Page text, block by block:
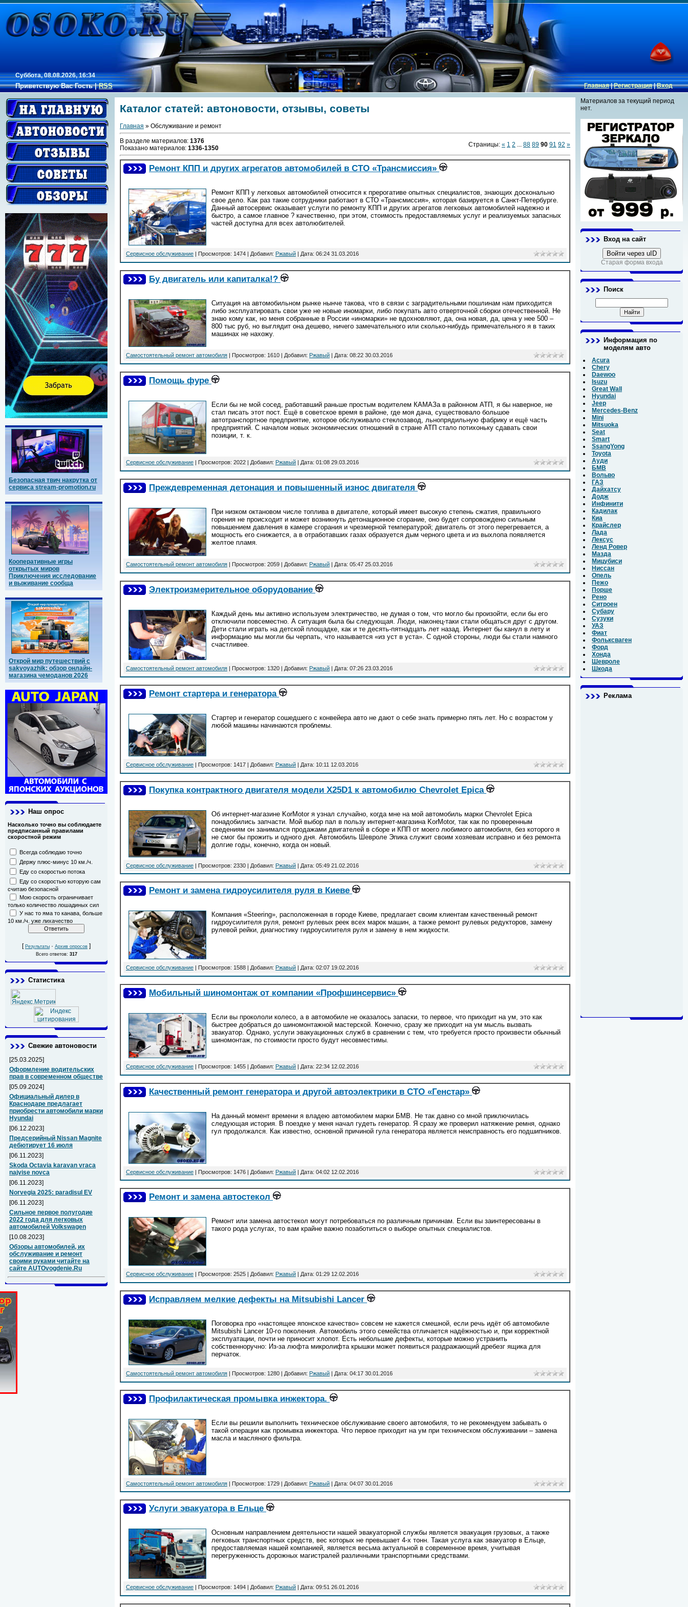
Суббота, 08.08.2026, 16:34
Приветствую Вас Гость|RSS Главная|Регистрация|Вход
Безопасная твич накрутка от
сервиса stream-promotion.ru
Кооперативные игры
открытых миров
Приключения исследование
и выживание сообща
Открой мир путешествий с
sakvoyazhik: обзор онлайн-
магазина чемоданов 2026
Наш опрос
Насколько точно вы соблюдаете
предписанный правилами
скоростной режим
Всегда соблюдаю точно
Держу плюс-минус 10 км./ч.
Еду со скоростью потока
Еду со скоростью которую сам
считаю безопасной
Мою скорость ограничивает
только количество лошадиных сил
У нас то яма то канава, больше
10 км./ч. уже лихачество
[ Результаты · Архив опросов ]
Всего ответов: 317
Статистика
Свежие автоновости
[25.03.2025]
Оформление водительских
прав в современном обществе
[05.09.2024]
Официальный дилер в
Краснодаре предлагает
приобрести автомобили марки
Hyundai
[06.12.2023]
Предсерийный Nissan Magnite
дебютирует 16 июля
[06.11.2023]
Skoda Octavia karavan vraca
najvise novca
[06.11.2023]
Norvegia 2025: paradisul EV
[06.11.2023]
Сильное первое полугодие
2022 года для легковых
автомобилей Volkswagen
[10.08.2023]
Обзоры автомобилей, их
обслуживание и ремонт
своими руками читайте на
сайте AUTOvogdenie.Ru
Каталог статей: автоновости, отзывы, советы
Главная » Обслуживание и ремонт
В разделе материалов: 1376
Показано материалов: 1336-1350 Страницы: « 1 2 ... 88 89 90 91 92 »
Ремонт КПП и других агрегатов автомобилей в СТО «Трансмиссия»
Ремонт КПП у легковых автомобилей относится к прерогативе опытных специалистов, знающих досконально
свое дело. Как раз такие сотрудники работают в СТО «Трансмиссия», которая базируется в Санкт-Петербурге.
Данный автосервис оказывает услуги по ремонту КПП и других агрегатов легковых автомобилей надежно и
быстро, а самое главное ? качественно, при этом, стоимость предоставляемых услуг и реализуемых запасных
частей доступна для всех автолюбителей.
Сервисное обслуживание | Просмотров: 1474 | Добавил: Ржавый | Дата: 06:24 31.03.2016
Бу двигатель или капиталка!?
Ситуация на автомобильном рынке нынче такова, что в связи с заградительными пошлинам нам приходится
либо эксплуатировать свои уже не новые иномарки, либо покупать авто отверточной сборки отечественной. Не
знаю кому как, но меня собранные в России «иномарки» не вдохновляют, да, она новая, да, цена у нее 500 –
800 тыс руб, но выглядит она дешево, ничего замечательного или сколько-нибудь примечательного я в таких
машинах не нахожу.
Самостоятельный ремонт автомобиля | Просмотров: 1610 | Добавил: Ржавый | Дата: 08:22 30.03.2016
Помощь фуре
Если бы не мой сосед, работавший раньше простым водителем КАМАЗа в районном АТП, я бы наверное, не
стал писать этот пост. Ещё в советское время в районе, где моя дача, существовало большое
автотранспортное предприятие, которое обслуживало стеклозавод, льнопрядильную фабрику и ещё часть
предприятий. С началом новых экономических отношений в стране АТП стало потихоньку сдавать свои
позиции, т. к.
Сервисное обслуживание | Просмотров: 2022 | Добавил: Ржавый | Дата: 01:08 29.03.2016
Преждевременная детонация и повышенный износ двигателя
При низком октановом числе топлива в двигателе, который имеет высокую степень сжатия, правильного
горения не происходит и может возникнуть детонационное сгорание, оно будет сопровождено сильным
повышением давления в камере сгорания и чрезмерной температурой; двигатель от этого перегревается, а
мощность его снижается, а в отработавших газах образуется дым черного цвета и из выхлопа появляется
желтое пламя.
Самостоятельный ремонт автомобиля | Просмотров: 2059 | Добавил: Ржавый | Дата: 05:47 25.03.2016
Электроизмерительное оборудование
Каждый день мы активно используем электричество, не думая о том, что могло бы произойти, если бы его
отключили повсеместно. А ситуация была бы следующая. Люди, наконец-таки стали общаться друг с другом.
Дети стали играть на детской площадке, как и те десять-пятнадцать лет назад. Интернет бы канул в лету и
информацию мы могли бы черпать, что называется «из уст в уста». С одной стороны, люди бы стали намного
счастливее.
Самостоятельный ремонт автомобиля | Просмотров: 1320 | Добавил: Ржавый | Дата: 07:26 23.03.2016
Ремонт стартера и генератора
Стартер и генератор сошедшего с конвейера авто не дают о себе знать примерно пять лет. Но с возрастом у
любой машины начинаются проблемы.
Сервисное обслуживание | Просмотров: 1417 | Добавил: Ржавый | Дата: 10:11 12.03.2016
Покупка контрактного двигателя модели X25D1 к автомобилю Chevrolet Epica
Об интернет-магазине KorMotor я узнал случайно, когда мне на мой автомобиль марки Chevrolet Epica
понадобились запчасти. Мой выбор пал в пользу интернет-магазина KorMotor, так как по проверенным
сведениям он занимался продажами двигателей в сборе и КПП от моего любимого автомобиля, без которого я
не смог бы прожить и одного дня. Автомобиль Шевроле Эпика служит своим хозяевам исправно и без ремонта
долгие годы, конечно, когда он новый.
Сервисное обслуживание | Просмотров: 2330 | Добавил: Ржавый | Дата: 05:49 21.02.2016
Ремонт и замена гидроусилителя руля в Киеве
Компания «Steering», расположенная в городе Киеве, предлагает своим клиентам качественный ремонт
гидроусилителя руля, ремонт рулевых реек всех марок машин, а также ремонт рулевых редукторов, замену
рулевой рейки, диагностику гидроусилителя руля и замену в нем жидкости.
Сервисное обслуживание | Просмотров: 1588 | Добавил: Ржавый | Дата: 02:07 19.02.2016
Мобильный шиномонтаж от компании «Профшинсервис»
Если вы прокололи колесо, а в автомобиле не оказалось запаски, то первое, что приходит на ум, это как
быстрее добраться до шиномонтажной мастерской. Конечно, сразу же приходит на ум мысль вызвать
звакуатор. Однако, услуги эвакуационных служб в сравнении с тем, что требуется просто произвести обычный
шиномонтаж, по стоимости просто будут несовместимы.
Сервисное обслуживание | Просмотров: 1455 | Добавил: Ржавый | Дата: 22:34 12.02.2016
Качественный ремонт генератора и другой автоэлектрики в СТО «Генстар»
На данный момент времени я владею автомобилем марки БМВ. Не так давно со мной приключилась
следующая история. В поездке у меня начал гудеть генератор. Я сразу же проверил натяжение ремня, однако
гул продолжался. Как известно, основной причиной гула генератора является неисправность его подшипников.
Сервисное обслуживание | Просмотров: 1476 | Добавил: Ржавый | Дата: 04:02 12.02.2016
Ремонт и замена автостекол
Ремонт или замена автостекол могут потребоваться по различным причинам. Если вы заинтересованы в
такого рода услугах, то вам крайне важно позаботиться о выборе опытных специалистов.
Сервисное обслуживание | Просмотров: 2525 | Добавил: Ржавый | Дата: 01:29 12.02.2016
Исправляем мелкие дефекты на Mitsubishi Lancer
Поговорка про «настоящее японское качество» совсем не кажется смешной, если речь идёт об автомобиле
Mitsubishi Lancer 10-го поколения. Автомобиль этого семейства отличается надёжностью и, при корректной
эксплуатации, почти не приносит хлопот. Есть небольшие дефекты, которые можно устранить
собственноручно: Из-за люфта микролифта крышки может появиться раздражающий дребезг ящика для
перчаток.
Самостоятельный ремонт автомобиля | Просмотров: 1280 | Добавил: Ржавый | Дата: 04:17 30.01.2016
Профилактическая промывка инжектора.
Если вы решили выполнить техническое обслуживание своего автомобиля, то не рекомендуем забывать о
такой операции как промывка инжектора. Что первое приходит на ум при техническом обслуживании – замена
масла и масляного фильтра.
Самостоятельный ремонт автомобиля | Просмотров: 1729 | Добавил: Ржавый | Дата: 04:07 30.01.2016
Услуги эвакуатора в Ельце
Основным направлением деятельности нашей эвакуаторной службы является эвакуация грузовых, а также
легковых транспортных средств, вес которых не превышает 4-х тонн. Такая услуга как эвакуатор в Ельце,
предоставляемая нашей компанией, является весьма актуальной в современное время, учитывая
перегруженность дорожных магистралей различными транспортными средствами.
Сервисное обслуживание | Просмотров: 1494 | Добавил: Ржавый | Дата: 09:51 26.01.2016
Материалов за текущий период
нет.
Вход на сайт
Войти через uID
Старая форма входа
Поиск
Информация по
моделям авто
Acura
Chery
Daewoo
Isuzu
Great Wall
Hyundai
Jeep
Mercedes-Benz
Mini
Mitsuoka
Seat
Smart
SsangYong
Toyota
Ауди
БМВ
Вольво
ГАЗ
Дайхатсу
Додж
Инфинити
Кадилак
Киа
Крайслер
Лада
Лексус
Ленд Ровер
Мазда
Мицубиси
Ниссан
Опель
Пежо
Порше
Рено
Ситроен
Субару
Сузуки
УАЗ
Фиат
Фольксваген
Форд
Хонда
Шевроле
Шкода
Реклама